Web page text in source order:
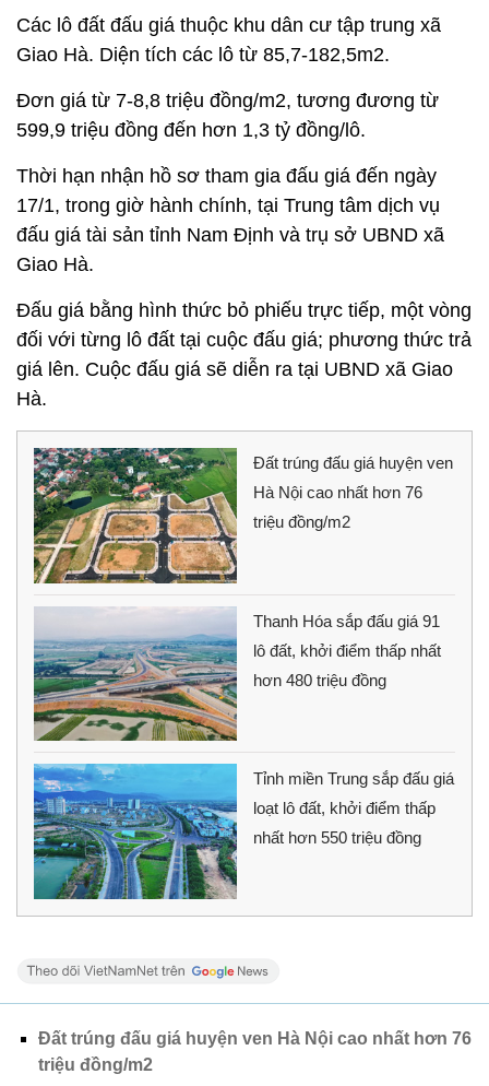
Các lô đất đấu giá thuộc khu dân cư tập trung xã
Giao Hà. Diện tích các lô từ 85,7-182,5m2.
Đơn giá từ 7-8,8 triệu đồng/m2, tương đương từ
599,9 triệu đồng đến hơn 1,3 tỷ đồng/lô.
Thời hạn nhận hồ sơ tham gia đấu giá đến ngày
17/1, trong giờ hành chính, tại Trung tâm dịch vụ
đấu giá tài sản tỉnh Nam Định và trụ sở UBND xã
Giao Hà.
Đấu giá bằng hình thức bỏ phiếu trực tiếp, một vòng
đối với từng lô đất tại cuộc đấu giá; phương thức trả
giá lên. Cuộc đấu giá sẽ diễn ra tại UBND xã Giao
Hà.
Đất trúng đấu giá huyện ven
Hà Nội cao nhất hơn 76
triệu đồng/m2
Thanh Hóa sắp đấu giá 91
lô đất, khởi điểm thấp nhất
hơn 480 triệu đồng
Tỉnh miền Trung sắp đấu giá
loạt lô đất, khởi điểm thấp
nhất hơn 550 triệu đồng
Đất trúng đấu giá huyện ven Hà Nội cao nhất hơn 76
triệu đồng/m2